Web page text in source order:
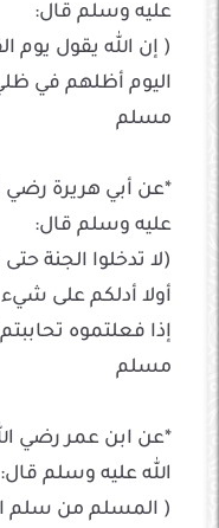
عليه وسلم قال:
( إن الله يقول يوم
اليوم أظلهم في
مسلم
*عن أبي هريرة رضي
عليه وسلم قال:
(لا تدخلوا الجنة حتى
أولا أدلكم على شيء
إذا فعلتموه
مسلم
*عن ابن عمر رضي
الله عليه وسلم قال:
( المسلم من سلم